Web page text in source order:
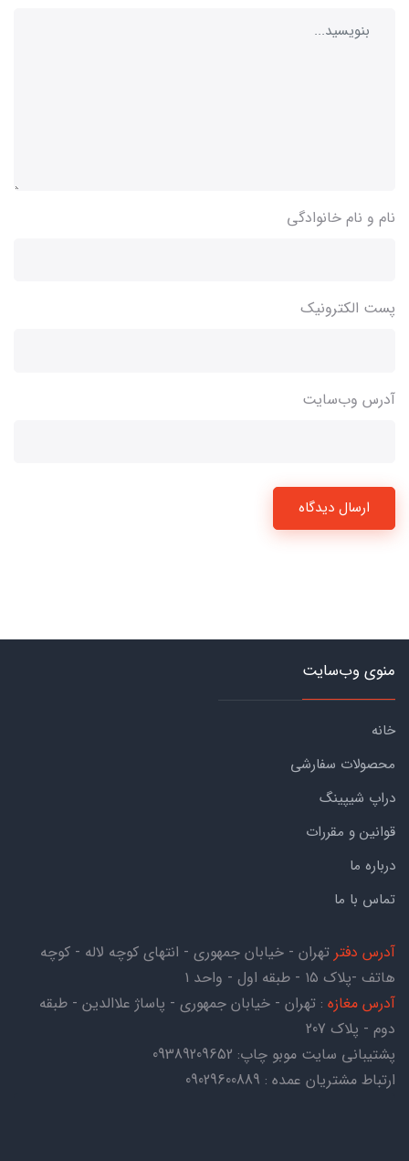
نام و نام خانوادگی
پست الکترونیک
آدرس وب‌سایت
ارسال دیدگاه
منوی وب‌سایت
خانه
محصولات سفارشی
دراپ شیپینگ
قوانین و مقررات
درباره ما
تماس با ما
آدرس دفتر تهران - خیابان جمهوری - انتهای کوچه لاله - کوچه
هاتف -پلاک ۱۵ - طبقه اول - واحد ۱
آدرس مغازه : تهران - خیابان جمهوری - پاساژ علاالدین - طبقه
دوم - پلاک 207
پشتیبانی سایت موبو چاپ: 09389209652
ارتباط مشتریان عمده : 09029600889